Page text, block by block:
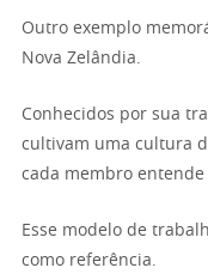
Outro exemplo
Nova Zelândia.
Conhecidos por sua
cultivam uma cultura
cada membro
Esse modelo de
como referência.